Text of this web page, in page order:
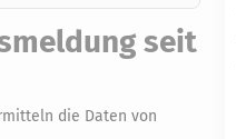
seit
die Daten von